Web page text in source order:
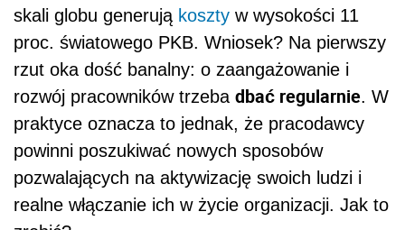
skali globu generują koszty w wysokości 11
proc. światowego PKB. Wniosek? Na pierwszy
rzut oka dość banalny: o zaangażowanie i
rozwój pracowników trzeba dbać regularnie. W
praktyce oznacza to jednak, że pracodawcy
powinni poszukiwać nowych sposobów
pozwalających na aktywizację swoich ludzi i
realne włączanie ich w życie organizacji. Jak to